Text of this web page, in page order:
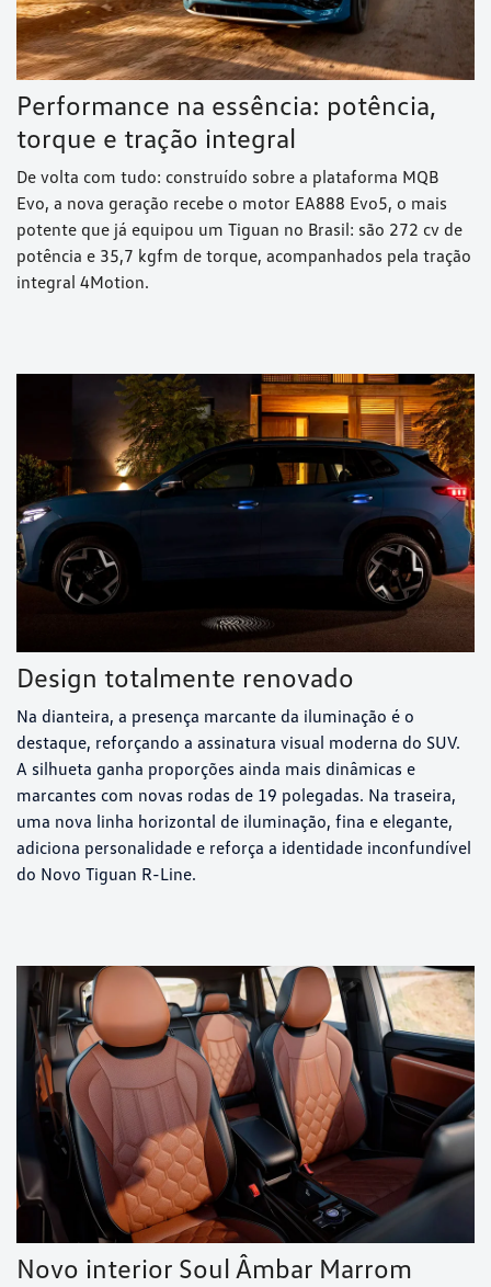
Performance na essência: potência,
torque e tração integral
De volta com tudo: construído sobre a plataforma MQB
Evo, a nova geração recebe o motor EA888 Evo5, o mais
potente que já equipou um Tiguan no Brasil: são 272 cv de
potência e 35,7 kgfm de torque, acompanhados pela tração
integral 4Motion.
Design totalmente renovado
Na dianteira, a presença marcante da iluminação é o
destaque, reforçando a assinatura visual moderna do SUV.
A silhueta ganha proporções ainda mais dinâmicas e
marcantes com novas rodas de 19 polegadas. Na traseira,
uma nova linha horizontal de iluminação, fina e elegante,
adiciona personalidade e reforça a identidade inconfundível
do Novo Tiguan R-Line.
Novo interior Soul Âmbar Marrom